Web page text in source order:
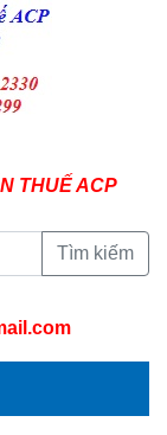
THUẾ ACP
Tìm kiếm